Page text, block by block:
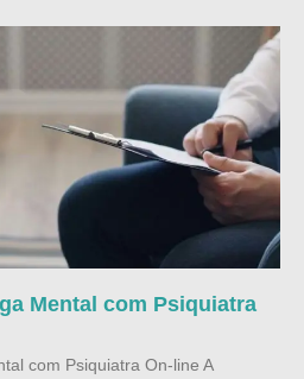
Mental com Psiquiatra
com Psiquiatra On-line A